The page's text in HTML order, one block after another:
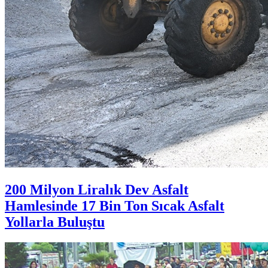
200 Milyon Liralık Dev Asfalt
Hamlesinde 17 Bin Ton Sıcak Asfalt
Yollarla Buluştu